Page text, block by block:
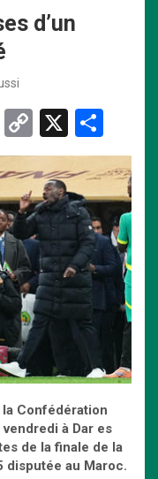
d’un
Li
C
o
py
Li
n
k
X
ar
ta
g
er
Confédération
à Dar es
de la finale de la
disputée au Maroc.